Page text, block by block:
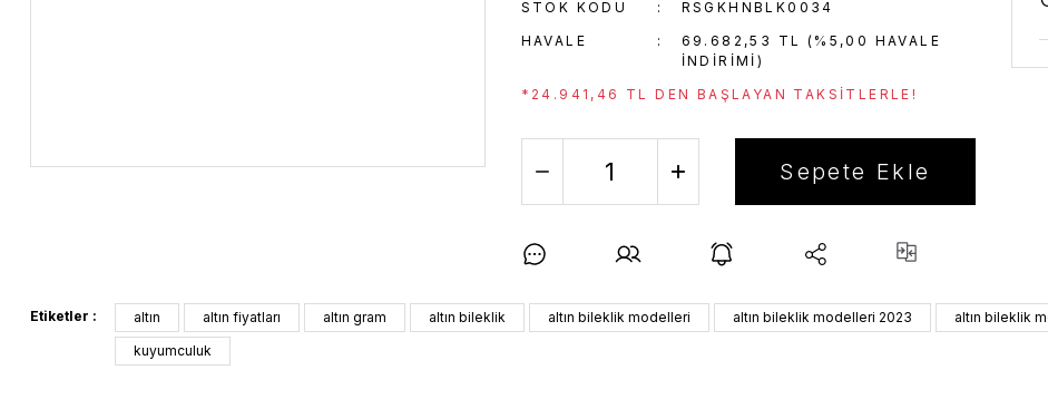
STOK KODU
RSGKHNBLK0034
HAVALE
69.682,53 TL (%5,00 HAVALE
INDIRIMI)
*24.941,46 TL DEN BAŞLAYAN TAKSITLERLE!
Sepete Ekle
Etiketler : altın altın fiyatları altın gram altın bileklik altın bileklik modelleri altın bileklik modelleri 2023 altın bileklik
kuyumculuk